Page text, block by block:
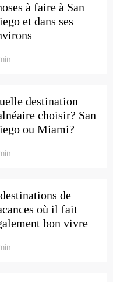
à faire à San
et dans ses
destination
choisir? San
ou Miami?
de
où il fait
bon vivre